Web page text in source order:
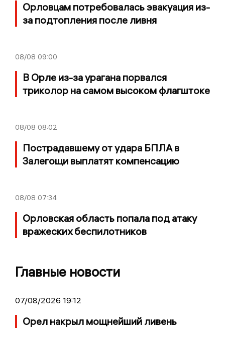
Орловцам потребовалась эвакуация из-
за подтопления после ливня
08/08 09:00
В Орле из-за урагана порвался
триколор на самом высоком флагштоке
08/08 08:02
Пострадавшему от удара БПЛА в
Залегощи выплатят компенсацию
08/08 07:34
Орловская область попала под атаку
вражеских беспилотников
Главные новости
07/08/2026 19:12
Орел накрыл мощнейший ливень